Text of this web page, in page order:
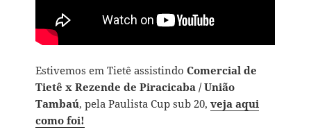
Estivemos em Tietê assistindoComercial de
Tietê x Rezende de Piracicaba / União
Tambaú, pela Paulista Cup sub 20,veja aqui
como foi!